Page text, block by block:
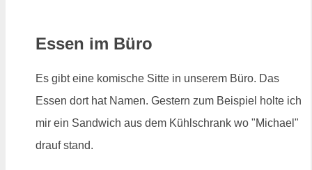
Essen im Büro
Es gibt eine komische Sitte in unserem Büro. Das
Essen dort hat Namen. Gestern zum Beispiel holte ich
mir ein Sandwich aus dem Kühlschrank wo "Michael"
drauf stand.